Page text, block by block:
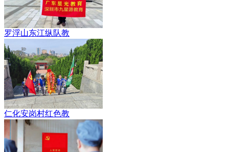
罗浮山东江纵队教
仁化安岗村红色教